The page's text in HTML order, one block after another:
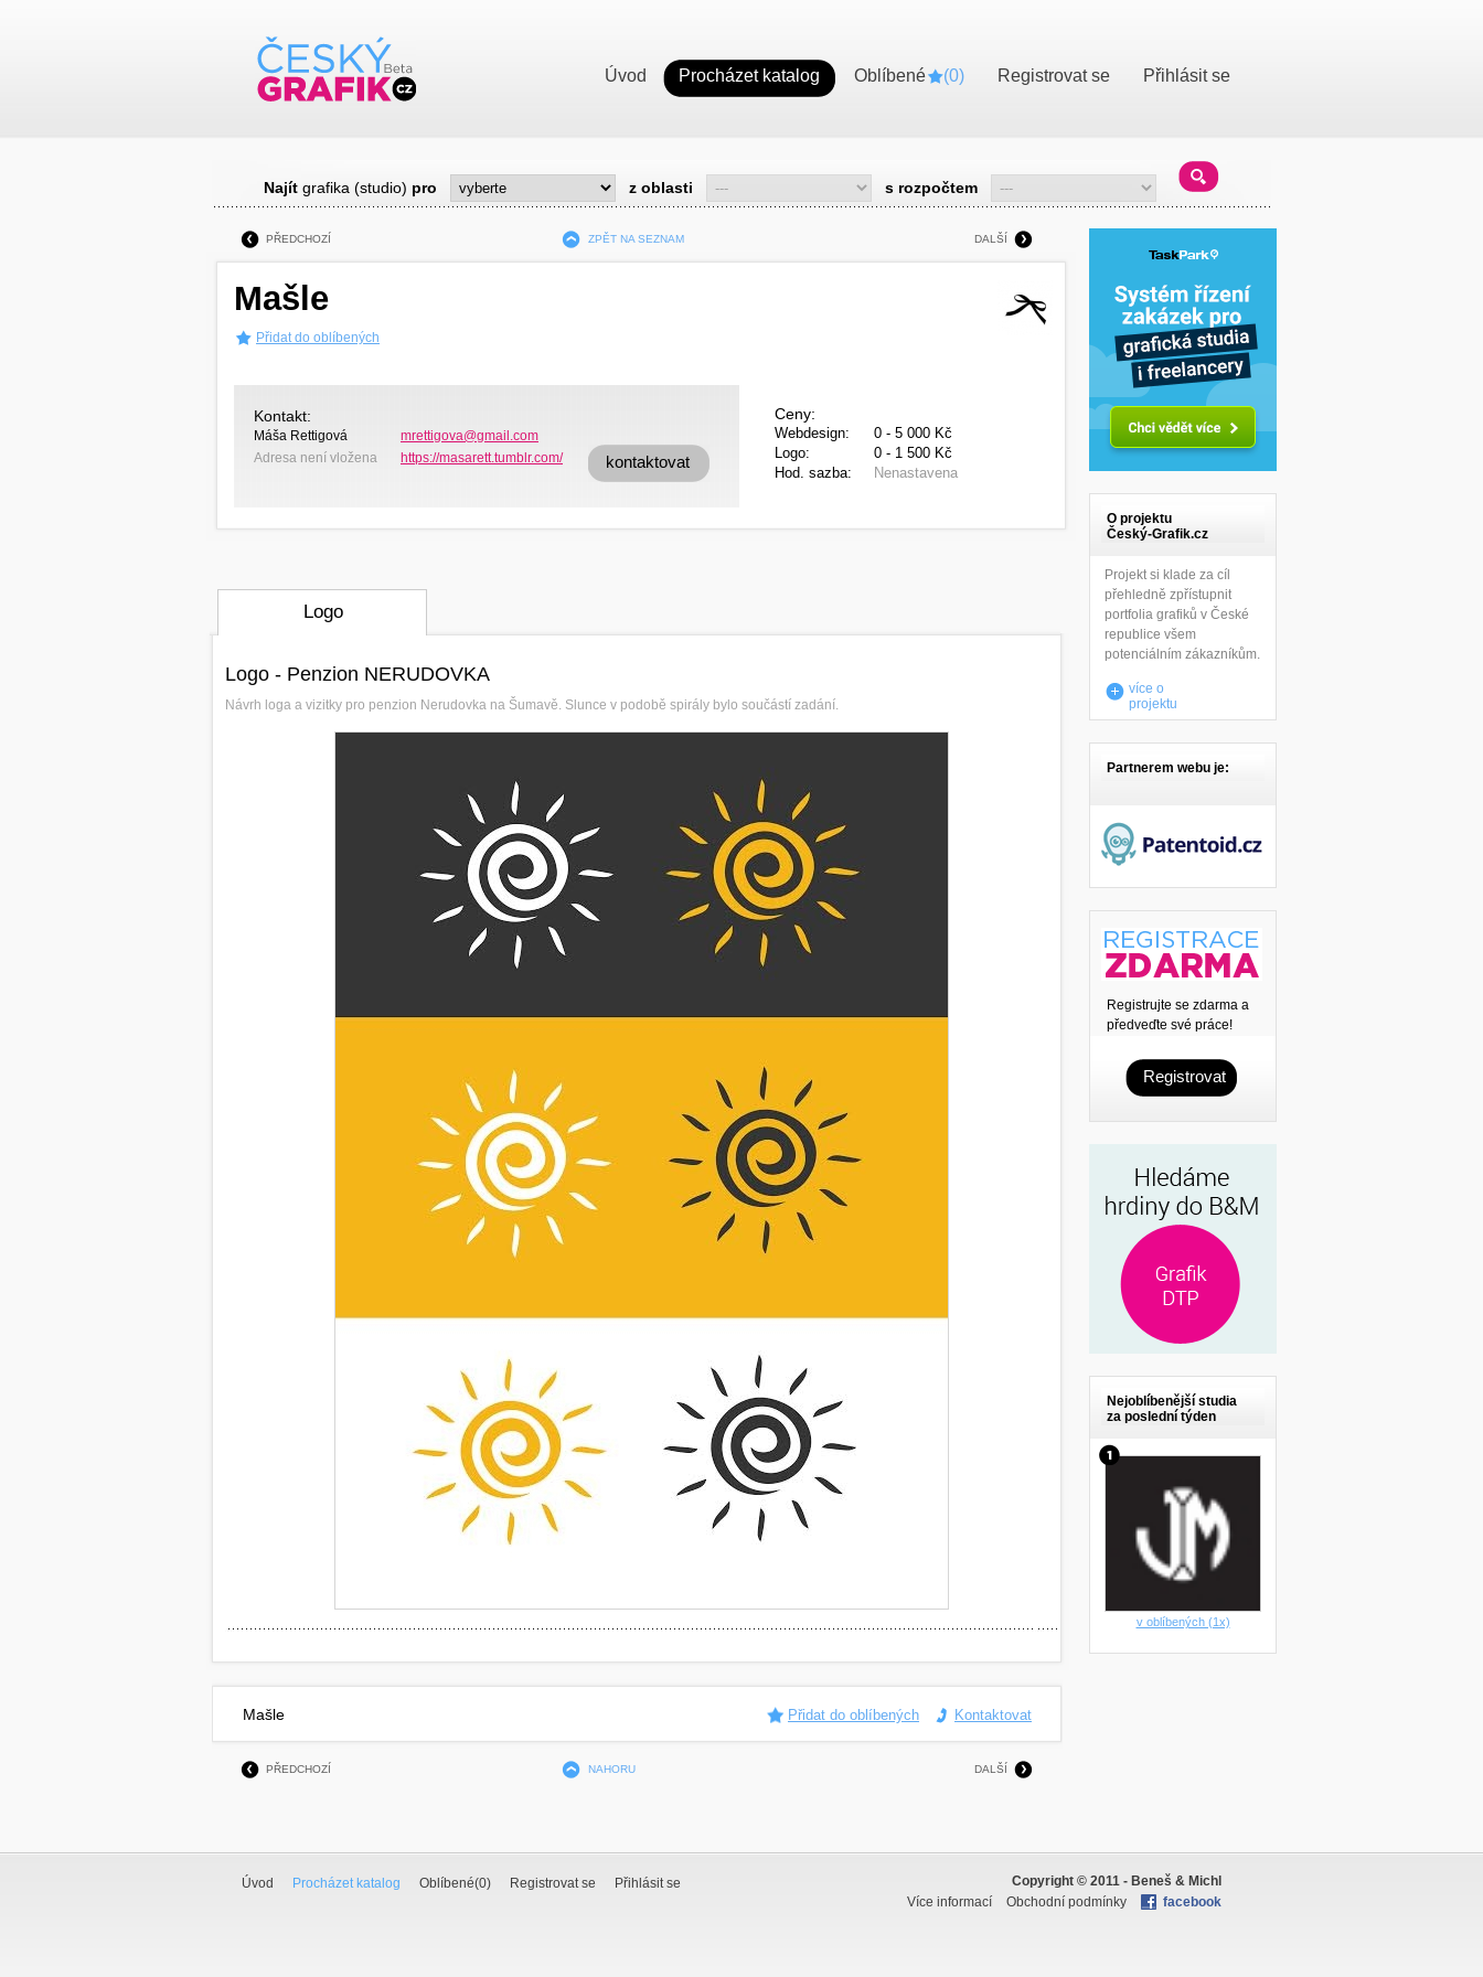
Úvod Procházet katalog Oblíbené (0) Registrovat se Přihlásit se
Najít grafika (studio) pro z oblasti s rozpočtem
PŘEDCHOZÍ ZPĚT NA SEZNAM DALŠÍ
Mašle
Přidat do oblíbených
Kontakt:
Máša Rettigová
mrettigova@gmail.com
Adresa není vložena
https://masarett.tumblr.com/ kontaktovat
Ceny:
Webdesign:
0 - 5 000 Kč
Logo:
0 - 1 500 Kč
Hod. sazba:
Nenastavena
Logo
Logo - Penzion NERUDOVKA
Návrh loga a vizitky pro penzion Nerudovka na Šumavě. Slunce v podobě spirály bylo součástí zadání.
Mašle Přidat do oblíbených Kontaktovat
PŘEDCHOZÍ NAHORU DALŠÍ
O projektu
Český-Grafik.cz
Projekt si klade za cíl
přehledně zpřístupnit
portfolia grafiků v České
republice všem
potenciálním zákazníkům.
více o
projektu
Partnerem webu je:
Registrujte se zdarma a
předveďte své práce!
Registrovat
Nejoblíbenější studia
za poslední týden
v oblíbených (1x)
Copyright © 2011 - Beneš & Michl
Více informací
Obchodní podmínky facebook
Úvod Procházet katalog Oblíbené(0) Registrovat se Přihlásit se